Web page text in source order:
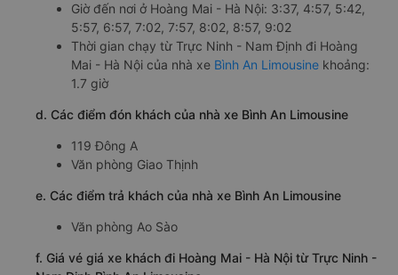
Giờ đến nơi ở Hoàng Mai - Hà Nội: 3:37, 4:57, 5:42,
5:57, 6:57, 7:02, 7:57, 8:02, 8:57, 9:02
Thời gian chạy từ Trực Ninh - Nam Định đi Hoàng
Mai - Hà Nội của nhà xe Bình An Limousine khoảng:
1.7 giờ
d. Các điểm đón khách của nhà xe Bình An Limousine
119 Đông A
Văn phòng Giao Thịnh
e. Các điểm trả khách của nhà xe Bình An Limousine
Văn phòng Ao Sào
f. Giá vé giá xe khách đi Hoàng Mai - Hà Nội từ Trực Ninh -